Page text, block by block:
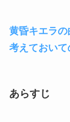
黄昏キエラ
考えておい
あらすじ